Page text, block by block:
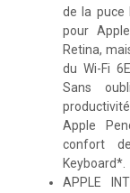
de la puce
pour
Retina,
du Wi-Fi
Sans
Apple
confort
Keyboard*.
APPLE